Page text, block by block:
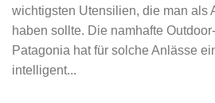
wichtigsten Utensilien, die man als
haben sollte. Die namhafte
Patagonia hat für solche Anlässe
intelligent...